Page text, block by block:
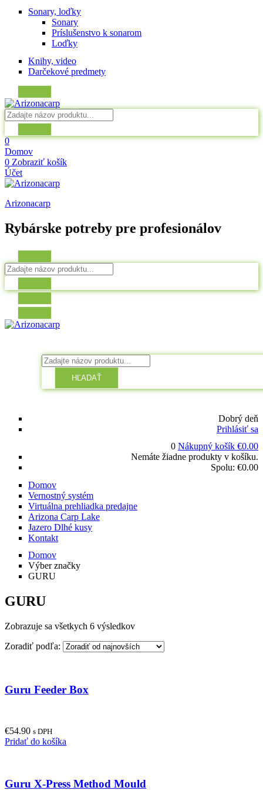
Sonary, loďky
Sonary
Príslušenstvo k sonarom
Loďky
Knihy, video
Darčekové predmety
0
Domov
0 Zobraziť košík
Účet
Arizonacarp
Rybárske potreby pre profesionálov
HĽADAŤ
Dobrý deň
Prihlásiť sa
0 Nákupný košík €0.00
Nemáte žiadne produkty v košíku.
Spolu: €0.00
Domov
Vernostný systém
Virtuálna prehliadka predajne
Arizona Carp Lake
Jazero Dlhé kusy
Kontakt
Domov
Výber značky
GURU
GURU
Zobrazuje sa všetkych 6 výsledkov
Zoradiť podľa:
Guru Feeder Box
€54.90 s DPH
Pridať do košíka
Guru X-Press Method Mould